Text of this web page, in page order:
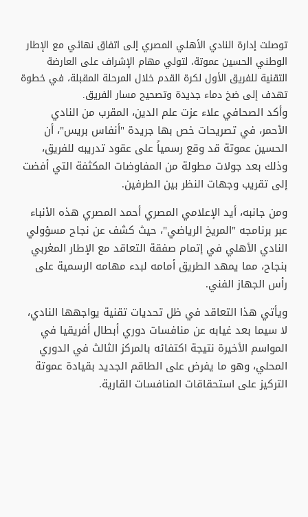
توصلت إدارة النادي الأهلي المصري إلى اتفاق نهائي مع الإطار
الوطني الحسين عموتة، لتولي مهام الإشراف على العارضة
التقنية للفريق الأول لكرة القدم خلال المرحلة المقبلة، في خطوة
تهدف إلى ضخ دماء جديدة وتصحيح مسار الفريق.
وأكد الصحافي علاء عزت علم الدين، المقرب من النادي
الأحمر، في تصريحات خص بها جريدة "أنفاس بريس"، أن
الحسين عموتة قد وقع رسمياً على عقود تدريبه للفريق،
وذلك بعد جولات مطولة من المفاوضات المكثفة التي أفضت
إلى تقريب وجهات النظر بين الطرفين.
ومن جانبه، أيد الإعلامي المصري أحمد المصري هذه الأنباء
عبر برنامجه "المريخ الرياضي"، حيث كشف عن نجاح مسؤولي
النادي الأهلي في إتمام صفقة التعاقد مع الإطار المغربي
بنجاح، مما يمهد الطريق أمامه لبدء مهامه الرسمية على
رأس الجهاز الفني.
ويأتي هذا التعاقد في ظل تحديات تقنية يواجهها النادي،
لا سيما بعد غيابه عن منافسات دوري أبطال أفريقيا في
المواسم الأخيرة نتيجة اكتفائه بالمركز الثالث في الدوري
المحلي، وهو ما يفرض على الطاقم الجديد بقيادة عموتة
التركيز على استحقاقات المنافسات القارية.